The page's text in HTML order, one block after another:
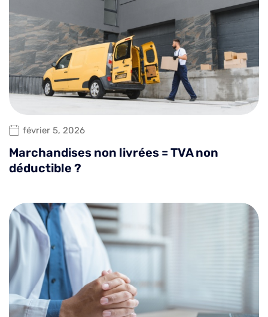
février 5, 2026
Marchandises non livrées = TVA non
déductible ?